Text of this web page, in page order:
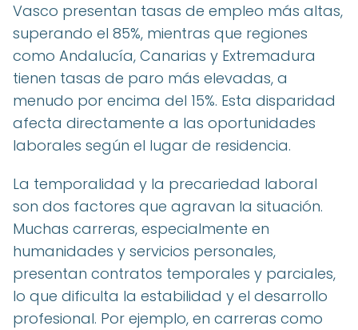
Vasco presentan tasas de empleo más altas,
superando el 85%, mientras que regiones
como Andalucía, Canarias y Extremadura
tienen tasas de paro más elevadas, a
menudo por encima del 15%. Esta disparidad
afecta directamente a las oportunidades
laborales según el lugar de residencia.
La temporalidad y la precariedad laboral
son dos factores que agravan la situación.
Muchas carreras, especialmente en
humanidades y servicios personales,
presentan contratos temporales y parciales,
lo que dificulta la estabilidad y el desarrollo
profesional. Por ejemplo, en carreras como